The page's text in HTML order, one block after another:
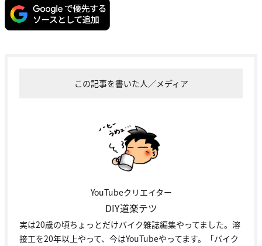
この記事を書いた人／メディア
YouTubeクリエイター
DIY道楽テツ
実は20歳の頃ちょっとだけバイク雑誌編集やってました。溶
接工を20年以上やって、今はYouTubeやってます。「バイク